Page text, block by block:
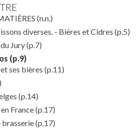
(n.n.)
diverses. - Bières et Cidres (p.5)
Jury(p.7)
(p.9)
ses bières (p.11)
(p.14)
France(p.17)
brasserie(p.17)